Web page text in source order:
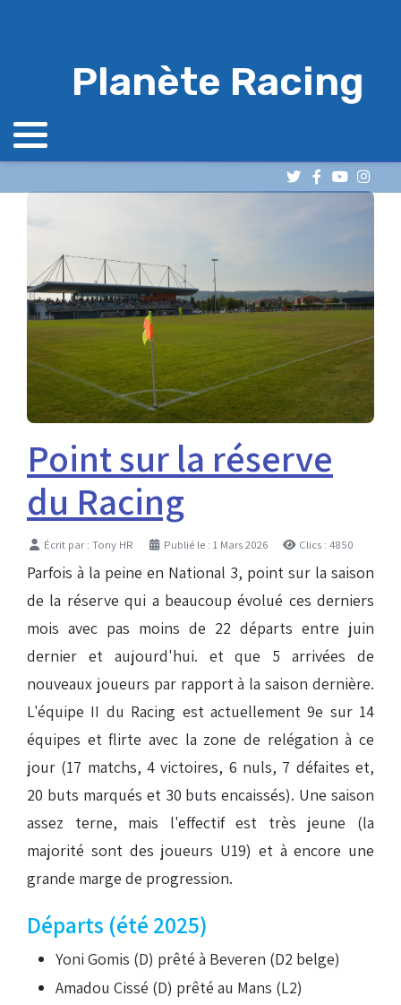
Planète Racing
Point sur la réserve
du Racing
DétailsÉcrit par : Tony HR Publié le : 1 Mars 2026 Clics : 4850
Parfois à la peine en National 3, point sur la saison
de la réserve qui a beaucoup évolué ces derniers
mois avec pas moins de 22 départs entre juin
dernier et aujourd'hui. et que 5 arrivées de
nouveaux joueurs par rapport à la saison dernière.
L'équipe II du Racing est actuellement 9e sur 14
équipes et flirte avec la zone de relégation à ce
jour (17 matchs, 4 victoires, 6 nuls, 7 défaites et,
20 buts marqués et 30 buts encaissés). Une saison
assez terne, mais l'effectif est très jeune (la
majorité sont des joueurs U19) et à encore une
grande marge de progression.
Départs (été 2025)
Yoni Gomis (D) prêté à Beveren (D2 belge)
Amadou Cissé (D) prêté au Mans (L2)